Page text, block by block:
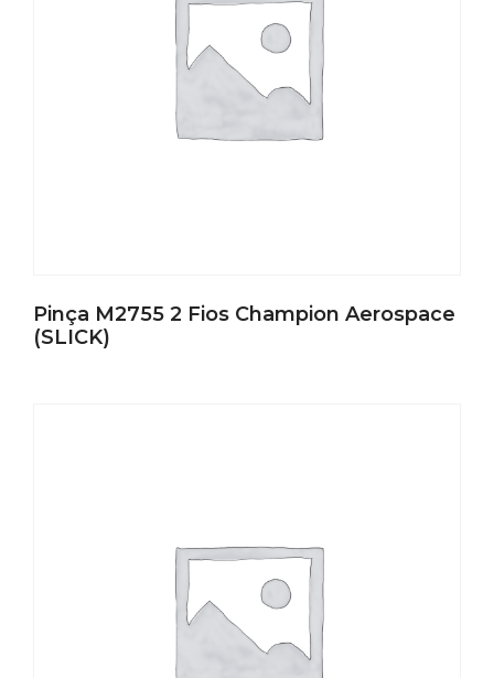
Pinça M2755 2 Fios Champion Aerospace
(SLICK)